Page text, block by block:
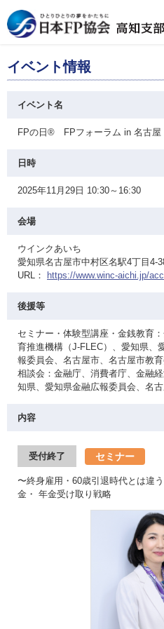
イベント情報
イベント名
FPの日® FPフォーラム in 名古屋
日時
2025年11月29日 10:30～16:30
会場
ウインクあいち
愛知県名古屋市中村区名駅4丁目4-
URL：
https://www.winc-aichi.jp/
後援等
セミナー・体験型講座・金銭教育
育推進機構（J-FLEC）、愛知県、
報委員会、名古屋市、名古屋市教
相談会：金融庁、消費者庁、金融
知県、愛知県金融広報委員会、名
内容
受付終了 セミナー
〜終身雇用・60歳引退時代とは違
金・ 年金受け取り戦略